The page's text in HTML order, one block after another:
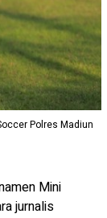
Polres Madiun
Mini
jurnalis